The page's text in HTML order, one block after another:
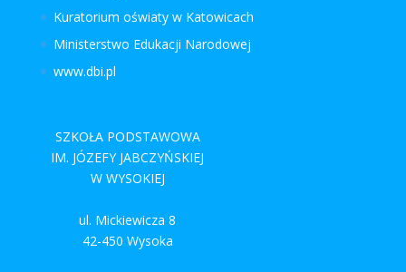
Kuratorium oświaty w Katowicach
Ministerstwo Edukacji Narodowej
www.dbi.pl
SZKOŁA PODSTAWOWA
IM. JÓZEFY JABCZYŃSKIEJ
W WYSOKIEJ
ul. Mickiewicza 8
42-450 Wysoka